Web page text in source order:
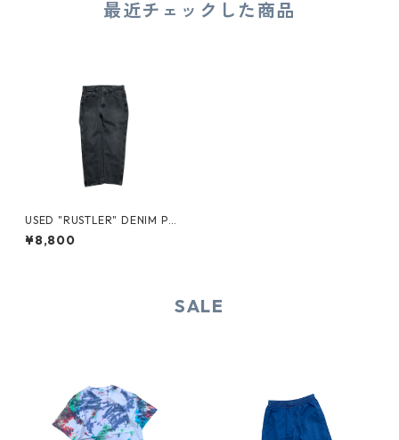
最近チェックした商品
USED "RUSTLER" DENIM PAN
TS
¥8,800
SALE